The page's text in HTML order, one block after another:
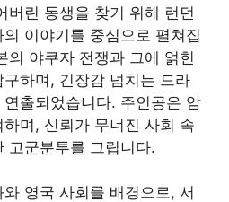
버린 동생을 찾기 위해 런던
이야기를 중심으로 펼쳐집
의 야쿠자 전쟁과 그에 얽힌
하며, 긴장감 넘치는 드라
출되었습니다. 주인공은 암
며, 신뢰가 무너진 사회 속
고군분투를 그립니다.
영국 사회를 배경으로, 서